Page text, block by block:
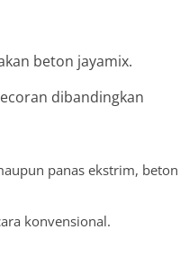
beton jayamix.
dibandingkan
panas ekstrim, beton
konvensional.